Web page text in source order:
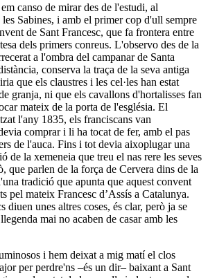
canso de mirar des de l'estudi, al
Sabines, i amb el primer cop d'ull sempre
de Sant Francesc, que fa frontera entre
dels primers con­reus. L'observo des de la
a l'ombra del campanar de Santa
conserva la traça de la seva antiga
que els claustres i les cel·les han estat
granja, ni que els cavallons d'hortalisses fan
mateix de la porta de l'església. El
l'any 1835, els franciscans van
comprar i li ha tocat de fer, amb el pas
de l'auca. Fins i tot devia aixoplugar una
de la xemeneia que treu el nas rere les se­ves
que parlen de la força de Cervera dins de la
tradició que apunta que aquest convent
pel mateix Francesc d’Assís a Catalunya.
diuen unes altres coses, és clar, però ja se
mai no acaben de casar amb les
i hem deixat a mig matí el clos
per perdre'ns –és un dir– bai­xant a Sant